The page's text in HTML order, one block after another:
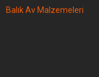
Balık Av Malzemeleri